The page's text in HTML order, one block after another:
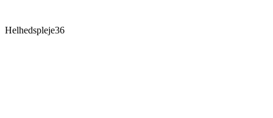
Helhedspleje36